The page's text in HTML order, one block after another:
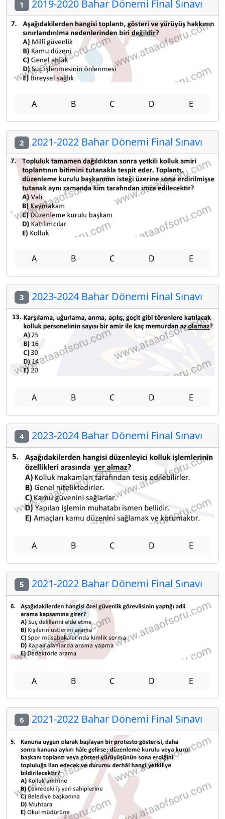
1 2019-2020 Bahar Dönemi Final Sınavı
A B C D E
2 2021-2022 Bahar Dönemi Final Sınavı
A B C D E
3 2023-2024 Bahar Dönemi Final Sınavı
A B C D E
4 2023-2024 Bahar Dönemi Final Sınavı
A B C D E
5 2021-2022 Bahar Dönemi Final Sınavı
A B C D E
6 2021-2022 Bahar Dönemi Final Sınavı